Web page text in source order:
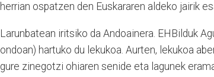
herrian ospatzen den Euskararen aldeko jairik
Larunbatean iritsiko da Andoainera. EHBilduk
ondoan) hartuko du lekukoa. Aurten, lekukoa
gure zinegotzi ohiaren senide eta lagunek